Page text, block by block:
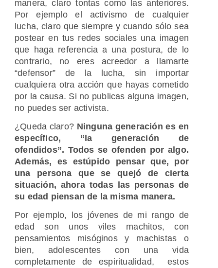
manera, claro tontas como las anteriores.
Por ejemplo el activismo de cualquier
lucha, claro que siempre y cuando sólo sea
postear en tus redes sociales una imagen
que haga referencia a una postura, de lo
contrario, no eres acreedor a llamarte
“defensor” de la lucha, sin importar
cualquiera otra acción que hayas cometido
por la causa. Si no publicas alguna imagen,
no puedes ser activista.
¿Queda claro? Ninguna generación es en
específico, “la generación de
ofendidos”. Todos se ofenden por algo.
Además, es estúpido pensar que, por
una persona que se quejó de cierta
situación, ahora todas las personas de
su edad piensan de la misma manera.
Por ejemplo, los jóvenes de mi rango de
edad son unos viles machitos, con
pensamientos misóginos y machistas o
bien, adolescentes con una vida
completamente de espiritualidad, estos